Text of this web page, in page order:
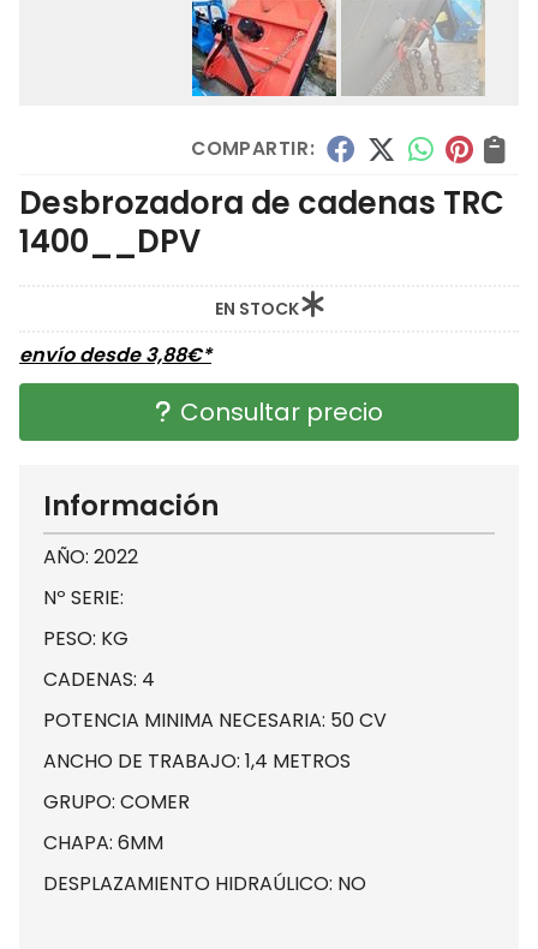
COMPARTIR:
Desbrozadora de cadenas TRC
1400__DPV
EN STOCK
envío desde3,88€*
Consultar precio
Información
AÑO: 2022
Nº SERIE:
PESO: KG
CADENAS: 4
POTENCIA MINIMA NECESARIA: 50 CV
ANCHO DE TRABAJO: 1,4 METROS
GRUPO: COMER
CHAPA: 6MM
DESPLAZAMIENTO HIDRAÚLICO: NO